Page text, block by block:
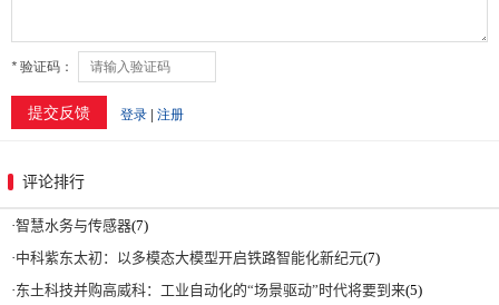
评论排行
·智慧水务与传感器(7)
·中科紫东太初：以多模态大模型开启铁路智能化新纪元(7)
·东土科技并购高威科：工业自动化的“场景驱动”时代将要到来(5)